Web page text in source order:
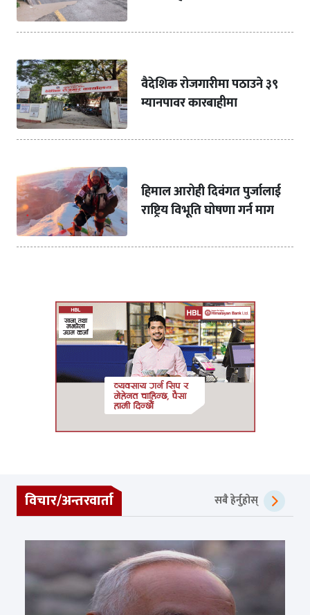
वैदेशिक रोजगारीमा पठाउने ३९
म्यानपावर कारबाहीमा
हिमाल आरोही दिवंगत पुर्जालाई
राष्ट्रिय विभूति घोषणा गर्न माग
विचार/अन्तरवार्ता सबै हेर्नुहोस्